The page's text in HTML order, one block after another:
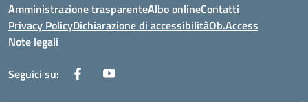
Amministrazione trasparenteAlbo onlineContatti
Privacy PolicyDichiarazione di accessibilitàOb.Access
Note legali
Seguici su: